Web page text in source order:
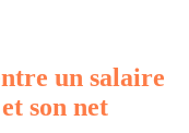
un salaire
son net